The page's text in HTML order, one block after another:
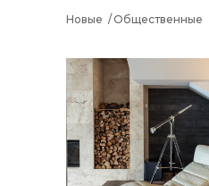
Новые Общественные